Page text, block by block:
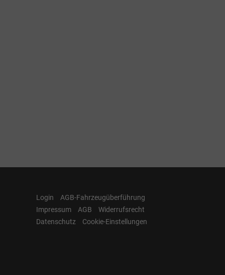
Login
AGB-Fahrzeugüberführung
Impressum
AGB
Widerrufsrecht
Datenschutz
Cookie-Einstellungen